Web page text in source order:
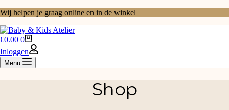
Wij helpen je graag online en in de winkel
Winkelwagen
€0.00 0
Inloggen
Menu
Shop